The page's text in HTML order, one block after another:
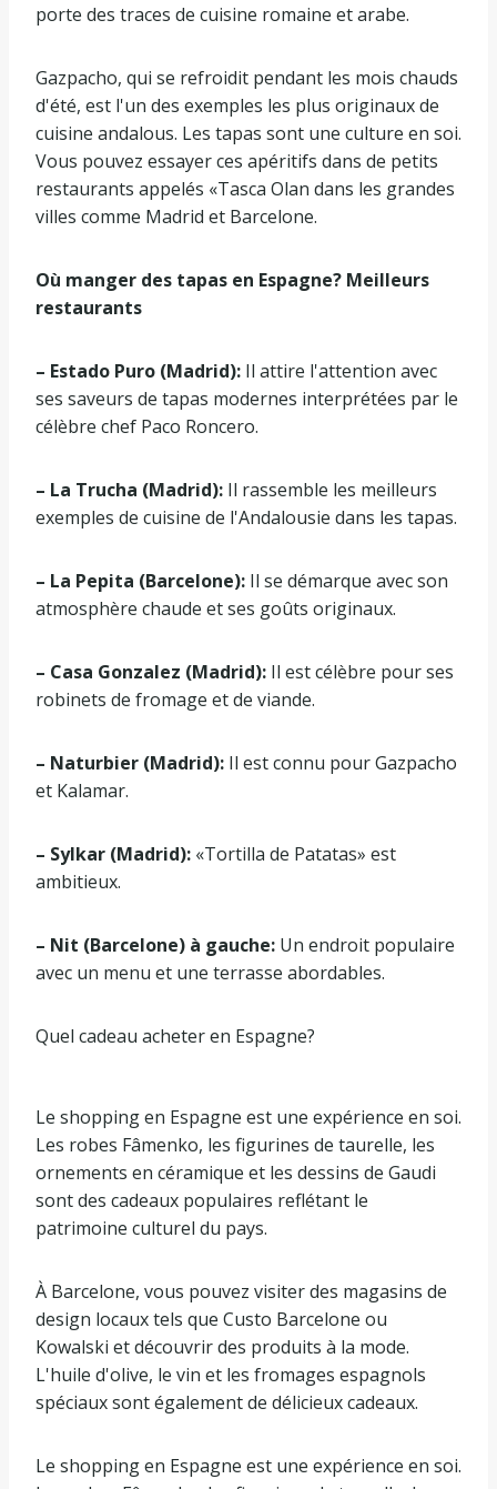
porte des traces de cuisine romaine et arabe.
Gazpacho, qui se refroidit pendant les mois chauds
d'été, est l'un des exemples les plus originaux de
cuisine andalous. Les tapas sont une culture en soi.
Vous pouvez essayer ces apéritifs dans de petits
restaurants appelés «Tasca Olan dans les grandes
villes comme Madrid et Barcelone.
Où manger des tapas en Espagne? Meilleurs
restaurants
– Estado Puro (Madrid): Il attire l'attention avec
ses saveurs de tapas modernes interprétées par le
célèbre chef Paco Roncero.
– La Trucha (Madrid): Il rassemble les meilleurs
exemples de cuisine de l'Andalousie dans les tapas.
– La Pepita (Barcelone): Il se démarque avec son
atmosphère chaude et ses goûts originaux.
– Casa Gonzalez (Madrid): Il est célèbre pour ses
robinets de fromage et de viande.
– Naturbier (Madrid): Il est connu pour Gazpacho
et Kalamar.
– Sylkar (Madrid): «Tortilla de Patatas» est
ambitieux.
– Nit (Barcelone) à gauche: Un endroit populaire
avec un menu et une terrasse abordables.
Quel cadeau acheter en Espagne?
Le shopping en Espagne est une expérience en soi.
Les robes Fâmenko, les figurines de taurelle, les
ornements en céramique et les dessins de Gaudi
sont des cadeaux populaires reflétant le
patrimoine culturel du pays.
À Barcelone, vous pouvez visiter des magasins de
design locaux tels que Custo Barcelone ou
Kowalski et découvrir des produits à la mode.
L'huile d'olive, le vin et les fromages espagnols
spéciaux sont également de délicieux cadeaux.
Le shopping en Espagne est une expérience en soi.